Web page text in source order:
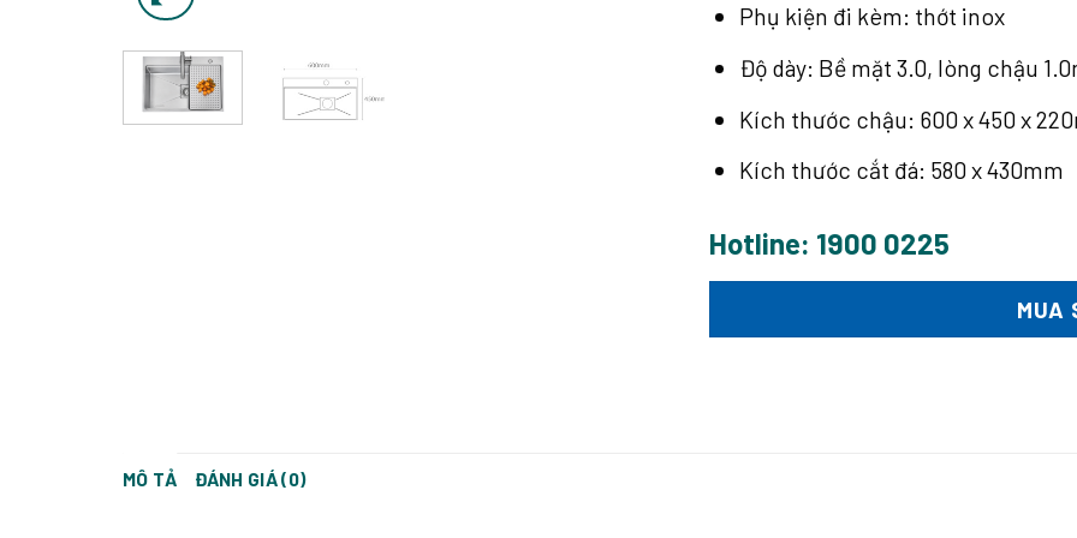
Phụ kiện đi kèm: thớt inox
Độ dày: Bề mặt 3.0, lòng chậu
Kích thước chậu: 600 x 450 x
Kích thước cắt đá: 580 x 430mm
Hotline: 1900 0225
MUA
MÔ TẢ ĐÁNH GIÁ (0)